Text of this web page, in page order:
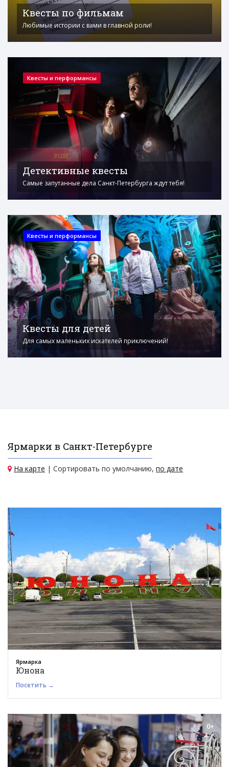
Квесты по фильмам
Любимые истории с вами в главной роли!
Квесты и перформансы
Детективные квесты
Самые запутанные дела Санкт-Петербурга ждут тебя!
Квесты и перформансы
Квесты для детей
Для самых маленьких искателей приключений!
Ярмарки в Санкт-Петербурге
На карте | Сортировать по умолчанию, по дате
Ярмарка
Юнона
Посетить →
0+